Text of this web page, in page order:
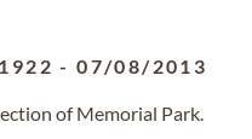
-07/08/2013
of Memorial Park.